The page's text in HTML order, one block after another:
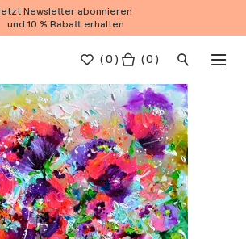
Newsletter abonnieren
und 10 % Rabatt erhalten
(0 ) ( 0 )